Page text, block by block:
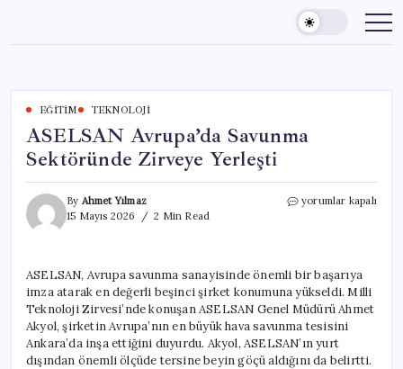
content
EĞITIM TEKNOLOJI
ASELSAN Avrupa’da Savunma
Sektöründe Zirveye Yerleşti
By Ahmet Yılmaz
15 Mayıs 2026
2 Min Read
ASELSAN
Yerleşti
için
yorumlar kapalı
ASELSAN, Avrupa savunma sanayisinde önemli bir başarıya
imza atarak en değerli beşinci şirket konumuna yükseldi. Milli
Teknoloji Zirvesi’nde konuşan ASELSAN Genel Müdürü Ahmet
Akyol, şirketin Avrupa’nın en büyük hava savunma tesisini
Ankara’da inşa ettiğini duyurdu. Akyol, ASELSAN’ın yurt
dışından önemli ölçüde tersine beyin göçü aldığını da belirtti.